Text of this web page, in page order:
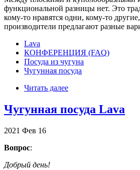
функциональной разницы нет. Это
кому-то нравятся одни, кому-то
производители предлагают разные
Lava
КОНФЕРЕНЦИЯ (FAQ)
Посуда из чугуна
Чугунная посуда
Читать далее
Чугунная посуда Lava
2021 Фев 16
Вопрос:
Добрый день!